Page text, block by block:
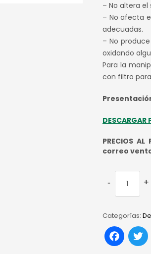
– No altera
– No afecta
adecuadas.
– No
oxidando
Para la
con filtro
DESCARGAR
PRECIOS
correo
Categorías: